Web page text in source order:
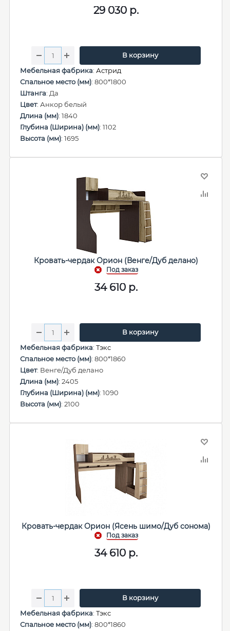
29 030 р.
В корзину
Мебельная фабрика: Астрид
Спальное место (мм): 800*1800
Штанга: Да
Цвет: Анкор белый
Длина (мм): 1840
Глубина (Ширина) (мм): 1102
Высота (мм): 1695
Кровать-чердак Орион (Венге/Дуб делано)
34 610 р.
В корзину
Мебельная фабрика: Тэкс
Спальное место (мм): 800*1860
Цвет: Венге/Дуб делано
Длина (мм): 2405
Глубина (Ширина) (мм): 1090
Высота (мм): 2100
Кровать-чердак Орион (Ясень шимо/Дуб сонома)
34 610 р.
В корзину
Мебельная фабрика: Тэкс
Спальное место (мм): 800*1860